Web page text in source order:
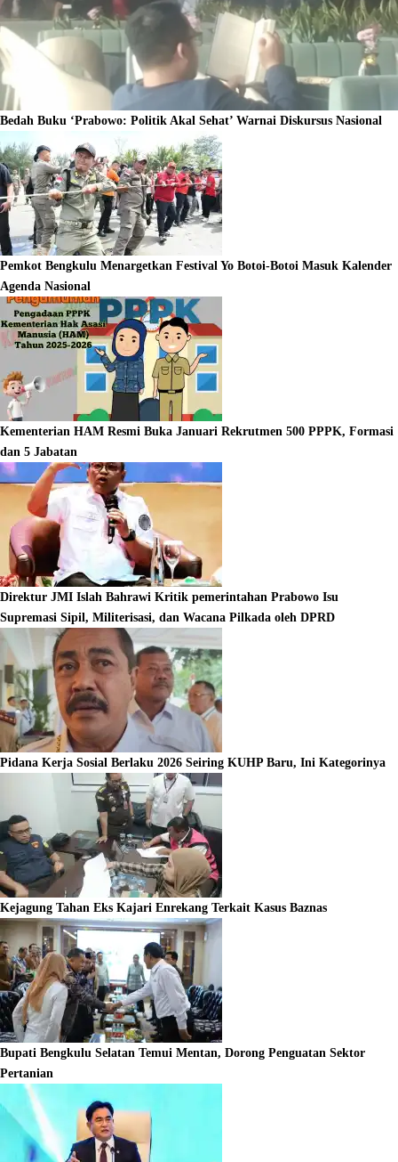
Bedah Buku ‘Prabowo: Politik Akal Sehat’ Warnai Diskursus Nasional
Pemkot Bengkulu Menargetkan Festival Yo Botoi-Botoi Masuk Kalender
Agenda Nasional
Kementerian HAM Resmi Buka Januari Rekrutmen 500 PPPK, Formasi
dan 5 Jabatan
Direktur JMI Islah Bahrawi Kritik pemerintahan Prabowo Isu
Supremasi Sipil, Militerisasi, dan Wacana Pilkada oleh DPRD
Pidana Kerja Sosial Berlaku 2026 Seiring KUHP Baru, Ini Kategorinya
Kejagung Tahan Eks Kajari Enrekang Terkait Kasus Baznas
Bupati Bengkulu Selatan Temui Mentan, Dorong Penguatan Sektor
Pertanian